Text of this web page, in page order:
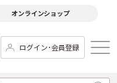
オンラインショップ
ログイン･会員登録